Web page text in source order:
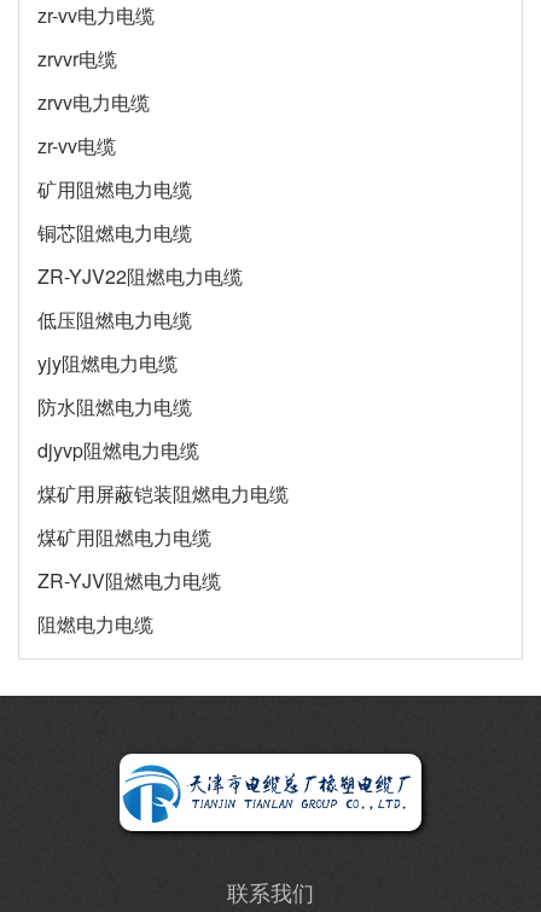
zr-vv电力电缆
zrvvr电缆
zrvv电力电缆
zr-vv电缆
矿用阻燃电力电缆
铜芯阻燃电力电缆
ZR-YJV22阻燃电力电缆
低压阻燃电力电缆
yjy阻燃电力电缆
防水阻燃电力电缆
djyvp阻燃电力电缆
煤矿用屏蔽铠装阻燃电力电缆
煤矿用阻燃电力电缆
ZR-YJV阻燃电力电缆
阻燃电力电缆
联系我们